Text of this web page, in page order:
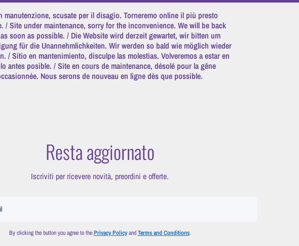
manutenzione, scusate per il disagio. Torneremo online il più presto
/ Site under maintenance, sorry for the inconvenience. We will be back
soon as possible. / Die Website wird derzeit gewartet, wir bitten um
für die Unannehmlichkeiten. Wir werden so bald wie möglich wieder
/ Sitio en mantenimiento, disculpe las molestias. Volveremos a estar en
antes posible. / Site en cours de maintenance, désolé pour la gêne
Nous serons de nouveau en ligne dès que possible.
Resta aggiornato
Iscriviti per ricevere novità, preordini e offerte.
By clicking the button you agree to thePrivacy PolicyandTerms and Conditions.